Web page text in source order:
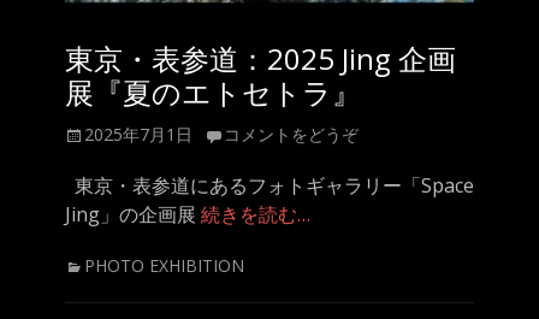
東京・表参道：2025 Jing 企画
展『夏のエトセトラ』
投
日
2025年7月1日 コメントをどうぞ
東京・表参道にあるフォトギャラリー「Space
Jing」の企画展 続きを読む…
カ PHOTO EXHIBITION